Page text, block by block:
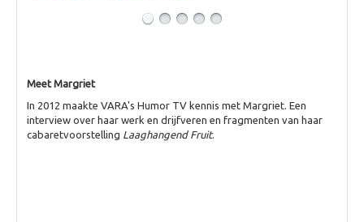
Meet Margriet
In 2012 maakte VARA's Humor TV kennis met Margriet. Een
interview over haar werk en drijfveren en fragmenten van haar
cabaretvoorstelling Laaghangend Fruit.